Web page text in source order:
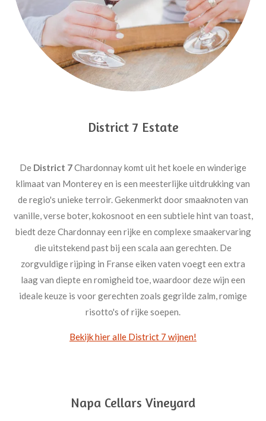
District 7 Estate
De District 7Chardonnay komt uit het koele en winderige
klimaat van Monterey en is een meesterlijke uitdrukking van
de regio's unieke terroir. Gekenmerkt door smaaknoten van
vanille, verse boter, kokosnoot en een subtiele hint van toast,
biedt deze Chardonnay een rijke en complexe smaakervaring
die uitstekend past bij een scala aan gerechten. De
zorgvuldige rijping in Franse eiken vaten voegt een extra
laag van diepte en romigheid toe, waardoor deze wijn een
ideale keuze is voor gerechten zoals gegrilde zalm, romige
risotto's of rijke soepen.
Bekijk hier alle District 7 wijnen!
Napa Cellars Vineyard